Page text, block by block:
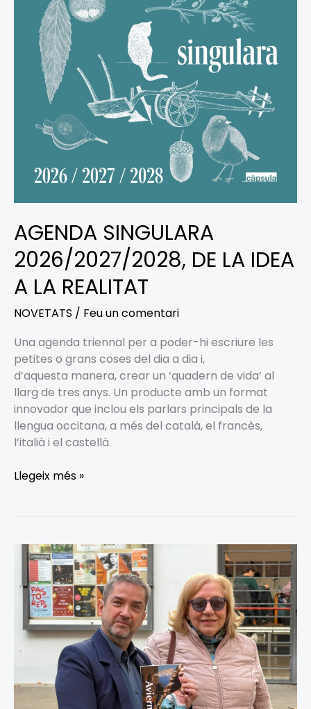
AGENDA SINGULARA
2026/2027/2028, DE LA IDEA
A LA REALITAT
NOVETATS / Feu un comentari
Una agenda triennal per a poder-hi escriure les
petites o grans coses del dia a dia i,
d’aquesta manera, crear un ‘quadern de vida’ al
llarg de tres anys. Un producte amb un format
innovador que inclou els parlars principals de la
llengua occitana, a més del català, el francès,
l’italià i el castellà.
REALITAT
Llegeix més »
“AVIERNA”
l’ALÍCIA
VENTURA
la
FIRA
INDILLETRES
DE